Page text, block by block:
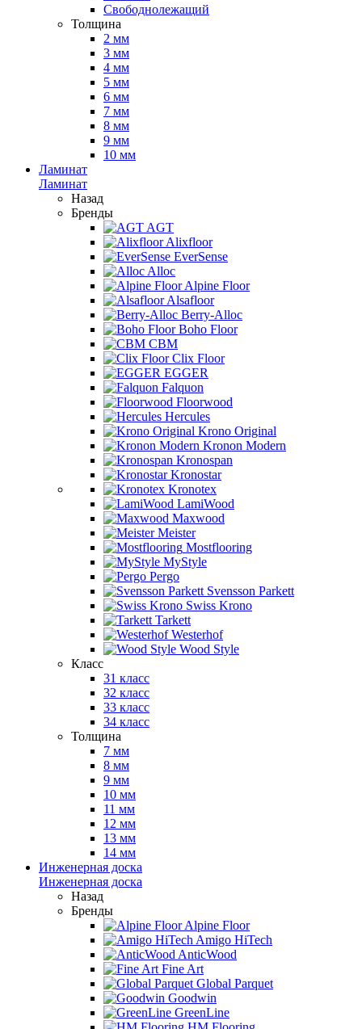
Свободнолежащий
Толщина
2 мм
3 мм
4 мм
5 мм
6 мм
7 мм
8 мм
9 мм
10 мм
Ламинат
Ламинат
Назад
Бренды
AGT
Alixfloor
EverSense
Alloc
Alpine Floor
Alsafloor
Berry-Alloc
Boho Floor
CBM
Clix Floor
EGGER
Falquon
Floorwood
Hercules
Krono Original
Kronon Modern
Kronospan
Kronostar
Kronotex
LamiWood
Maxwood
Meister
Mostflooring
MyStyle
Pergo
Svensson Parkett
Swiss Krono
Tarkett
Westerhof
Wood Style
Класс
31 класс
32 класс
33 класс
34 класс
Толщина
7 мм
8 мм
9 мм
10 мм
11 мм
12 мм
13 мм
14 мм
Инженерная доска
Инженерная доска
Назад
Бренды
Alpine Floor
Amigo HiTech
AnticWood
Fine Art
Global Parquet
Goodwin
GreenLine